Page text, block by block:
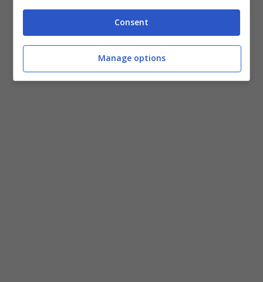
nascondendo le eventuali spigolosità di un
corpo troppo filiforme, soprattutto in
corrispondenza delle anche e delle
ginocchia.
Consent
Manage options